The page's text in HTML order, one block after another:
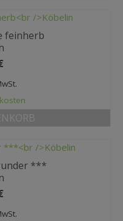
feinherb
***